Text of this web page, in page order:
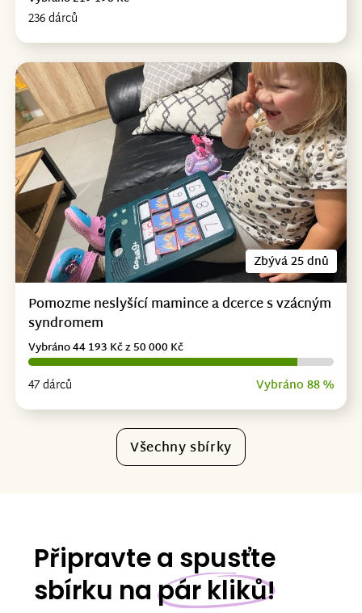
236 dárců
Zbývá 25 dnů
Pomozme neslyšící mamince a dcerce s vzácným
syndromem
47 dárců Vybráno 88 %
Vybráno 44 193 Kč z 50 000 Kč
Všechny sbírky
Připravte a spusťte
sbírku na pár kliků!